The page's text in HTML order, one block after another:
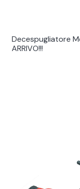
Decespugliatore
ARRIVO!!!